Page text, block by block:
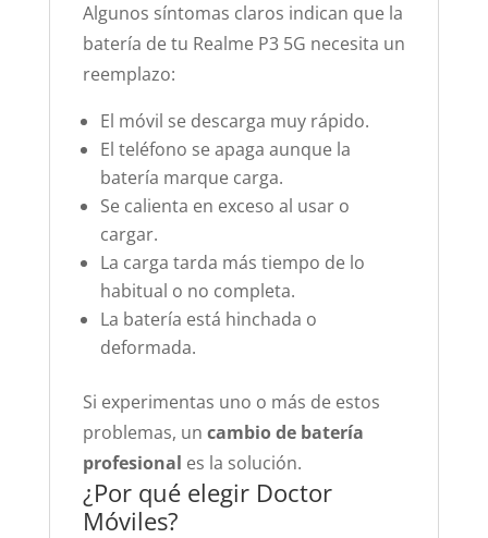
Algunos síntomas claros indican que la
batería de tu Realme P3 5G necesita un
reemplazo:
El móvil se descarga muy rápido.
El teléfono se apaga aunque la
batería marque carga.
Se calienta en exceso al usar o
cargar.
La carga tarda más tiempo de lo
habitual o no completa.
La batería está hinchada o
deformada.
Si experimentas uno o más de estos
problemas, un cambio de batería
profesional es la solución.
¿Por qué elegir Doctor
Móviles?